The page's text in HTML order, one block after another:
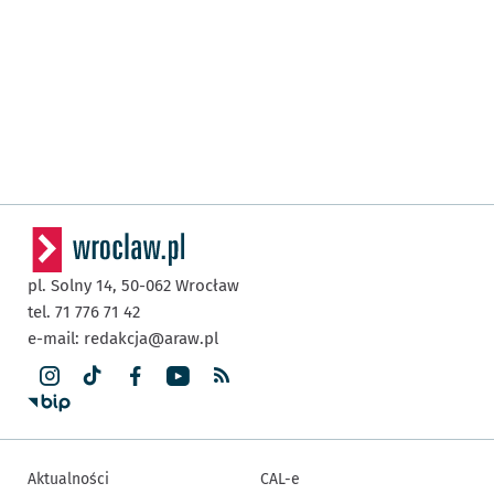
pl. Solny 14, 50-062 Wrocław
tel. 71 776 71 42
e-mail: redakcja@araw.pl
Aktualności CAL-e